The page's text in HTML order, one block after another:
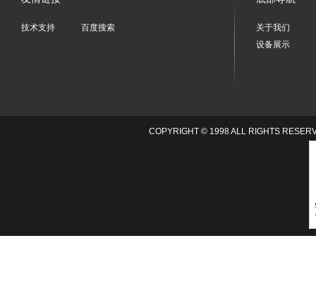
技术支持 百度搜索
关于我们
设备展示
COPYRIGHT © 1998 ALL RIGHTS